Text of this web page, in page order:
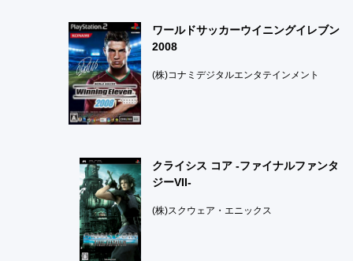
ワールドサッカーウイニングイレブン
2008
(株)コナミデジタルエンタテインメント
クライシス コア -ファイナルファンタ
ジーVII-
(株)スクウェア・エニックス